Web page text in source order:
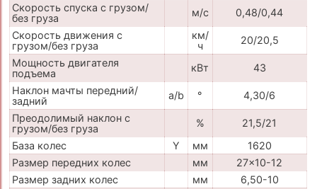
Скорость спуска с грузом/
без груза
м/с
0,48/0,44
Скорость движения с
грузом/без груза
км/
ч
20/20,5
Мощность двигателя
подъема
кВт
43
Наклон мачты передний/
задний
a/b °
4,30/6
Преодолимый наклон с
грузом/без груза
%
21,5/21
База колес
Y мм
1620
Размер передних колес
мм
27x10-12
Размер задних колес
мм
6,50-10